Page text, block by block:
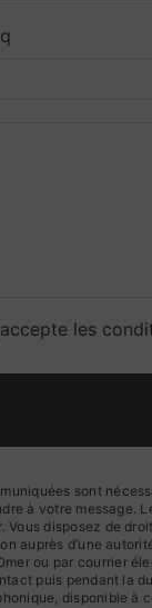
les
sont
à votre message.
Vous disposez de
auprès d’une
ou par courrier
puis pendant la
disponible à